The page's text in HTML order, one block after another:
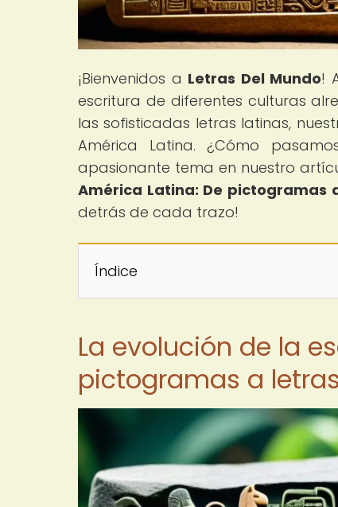
¡Bienvenidos a Letras Del Mundo!
escritura de diferentes culturas
las sofisticadas letras latinas,
América Latina. ¿Cómo
apasionante tema en nuestro
América Latina: De pictogramas
detrás de cada trazo!
Índice
La evolución de la
pictogramas a